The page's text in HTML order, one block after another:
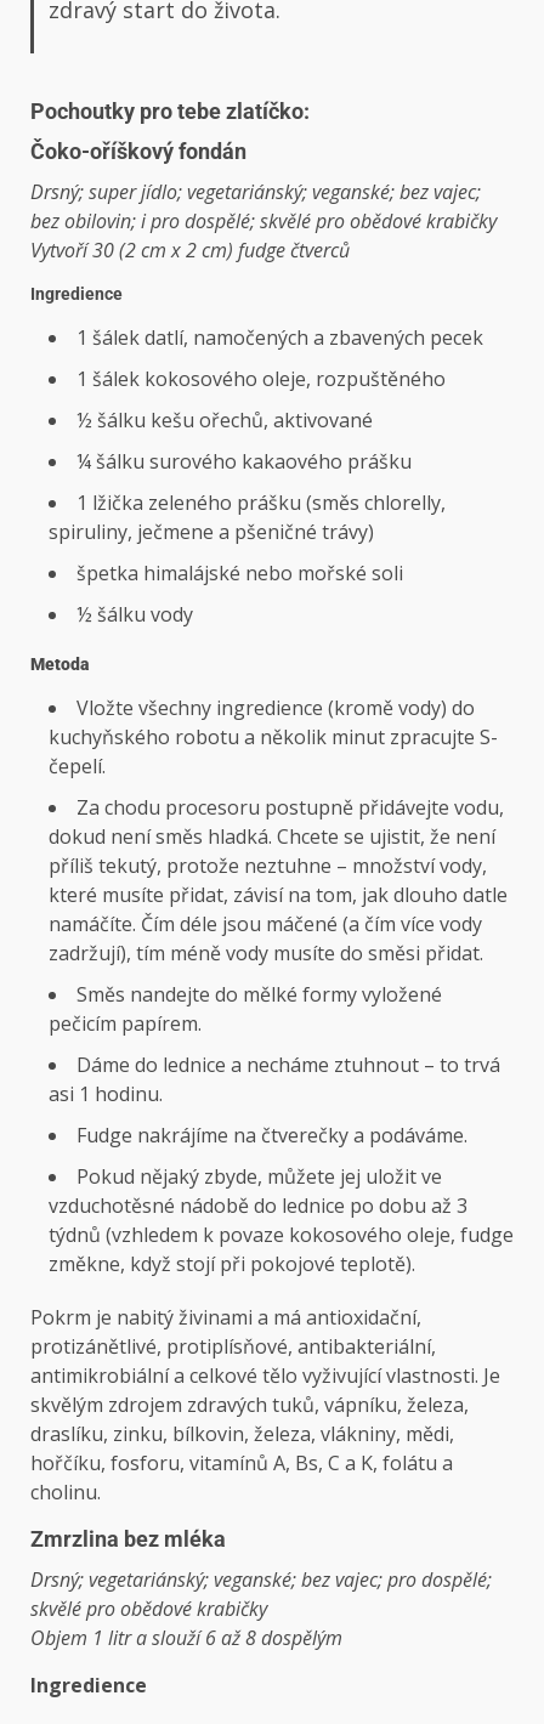
zdravý start do života.
Pochoutky pro tebe zlatíčko:
Čoko-oříškový fondán
Drsný; super jídlo; vegetariánský; veganské; bez vajec;
bez obilovin; i pro dospělé; skvělé pro obědové krabičky
Vytvoří 30 (2 cm x 2 cm) fudge čtverců
Ingredience
1 šálek datlí, namočených a zbavených pecek
1 šálek kokosového oleje, rozpuštěného
½ šálku kešu ořechů, aktivované
¼ šálku surového kakaového prášku
1 lžička zeleného prášku (směs chlorelly,
spiruliny, ječmene a pšeničné trávy)
špetka himalájské nebo mořské soli
½ šálku vody
Metoda
Vložte všechny ingredience (kromě vody) do
kuchyňského robotu a několik minut zpracujte S-
čepelí.
Za chodu procesoru postupně přidávejte vodu,
dokud není směs hladká. Chcete se ujistit, že není
příliš tekutý, protože neztuhne – množství vody,
které musíte přidat, závisí na tom, jak dlouho datle
namáčíte. Čím déle jsou máčené (a čím více vody
zadržují), tím méně vody musíte do směsi přidat.
Směs nandejte do mělké formy vyložené
pečicím papírem.
Dáme do lednice a necháme ztuhnout – to trvá
asi 1 hodinu.
Fudge nakrájíme na čtverečky a podáváme.
Pokud nějaký zbyde, můžete jej uložit ve
vzduchotěsné nádobě do lednice po dobu až 3
týdnů (vzhledem k povaze kokosového oleje, fudge
změkne, když stojí při pokojové teplotě).
Pokrm je nabitý živinami a má antioxidační,
protizánětlivé, protiplísňové, antibakteriální,
antimikrobiální a celkové tělo vyživující vlastnosti. Je
skvělým zdrojem zdravých tuků, vápníku, železa,
draslíku, zinku, bílkovin, železa, vlákniny, mědi,
hořčíku, fosforu, vitamínů A, Bs, C a K, folátu a
cholinu.
Zmrzlina bez mléka
Drsný; vegetariánský; veganské; bez vajec; pro dospělé;
skvělé pro obědové krabičky
Objem 1 litr a slouží 6 až 8 dospělým
Ingredience